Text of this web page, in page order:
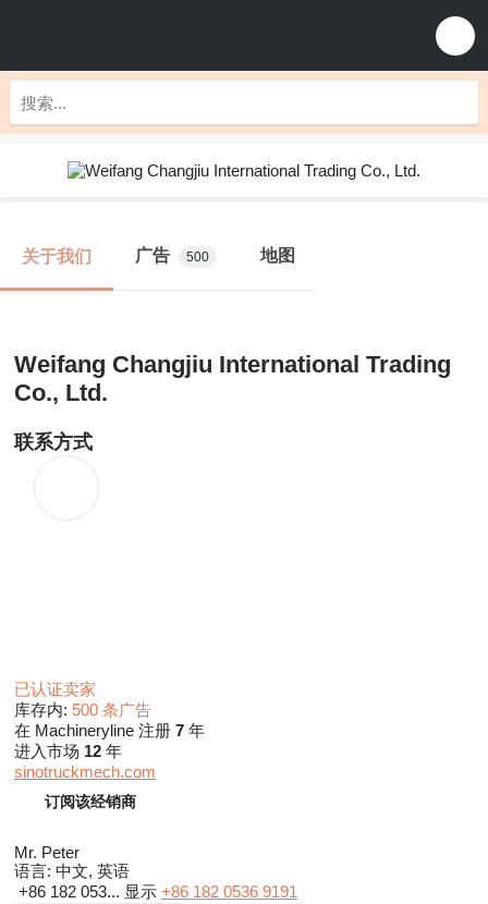
关于我们 广告 500 地图
Weifang Changjiu International Trading
Co., Ltd.
联系方式
已认证卖家
库存内: 500 条广告
在 Machineryline 注册 7 年
进入市场 12 年
sinotruckmech.com
订阅该经销商
Mr. Peter
语言: 中文, 英语
+86 182 053... 显示 +86 182 0536 9191